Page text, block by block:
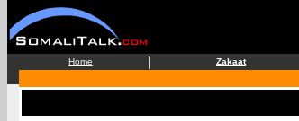
Home | Zakaat